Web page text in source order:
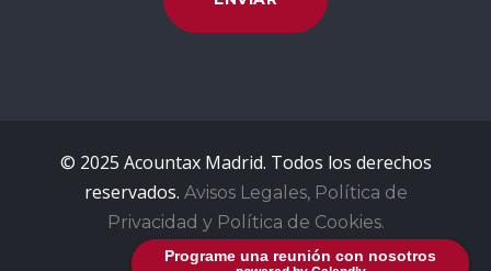
Programe una reunión con nosotros
© 2025 Acountax Madrid. Todos los derechos
reservados. Avisos Legales, Política de
Privacidad y Política de Cookies.